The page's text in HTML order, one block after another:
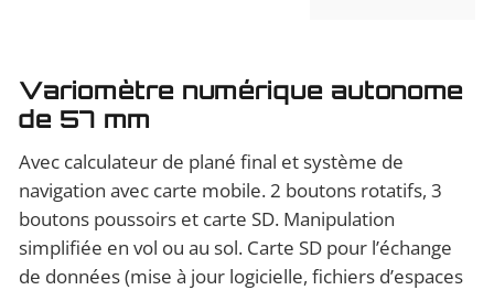
Variomètre numérique autonome
de 57 mm
Avec calculateur de plané final et système de
navigation avec carte mobile. 2 boutons rotatifs, 3
boutons poussoirs et carte SD. Manipulation
simplifiée en vol ou au sol. Carte SD pour l’échange
de données (mise à jour logicielle, fichiers d’espaces